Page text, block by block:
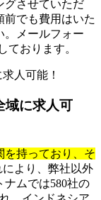
グさせていただ
前でも費用はいた
。メールフォー
ております。
域に求人可
を持っており、そ
により、弊社以外
ナムでは580社の